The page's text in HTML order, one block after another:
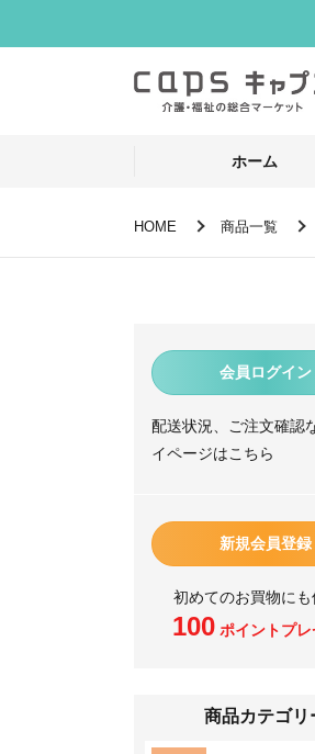
ホーム
HOME 商品一覧
会員ログイン
配送状況、ご注文確認
イページはこちら
新規会員登録
初めてのお買物にも
100 ポイントプレ
商品カテゴリ